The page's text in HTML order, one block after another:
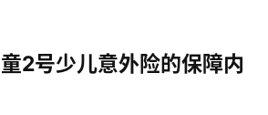
2号少儿意外险的保障内